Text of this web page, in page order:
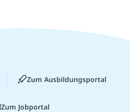
Zum Ausbildungsportal
Zum Jobportal